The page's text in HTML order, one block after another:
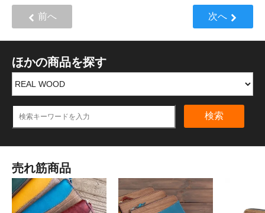
前へ 次へ
ほかの商品を探す
検索
売れ筋商品